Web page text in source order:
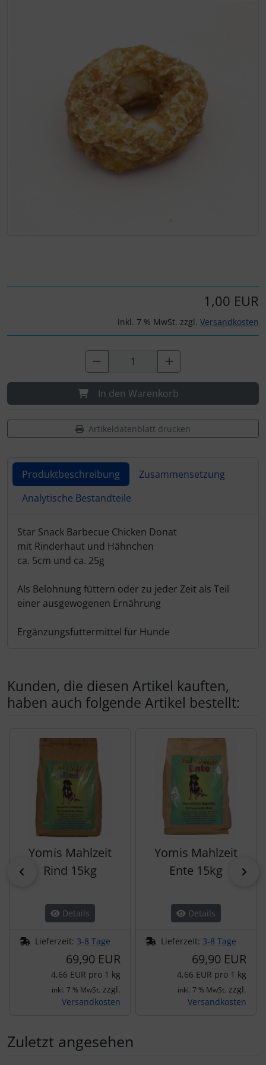
1,00 EUR
inkl. 7 % MwSt. zzgl. Versandkosten
In den Warenkorb
Artikeldatenblatt drucken
Produktbeschreibung
Zusammensetzung
Analytische Bestandteile
Produktbeschreibung
Star Snack Barbecue Chicken Donat
mit Rinderhaut und Hähnchen
ca. 5cm und ca. 25g
Als Belohnung füttern oder zu jeder Zeit als Teil
einer ausgewogenen Ernährung
Ergänzungsfuttermittel für Hunde
Kunden, die diesen Artikel kauften,
haben auch folgende Artikel bestellt:
zurück
Yomis Mahlzeit
Rind 15kg
Details
Lieferzeit: 3-8 Tage
69,90 EUR
4,66 EUR pro 1 kg
inkl. 7 % MwSt. zzgl.
Versandkosten
Yomis Mahlzeit
Ente 15kg
Details
Lieferzeit: 3-8 Tage
69,90 EUR
4,66 EUR pro 1 kg
inkl. 7 % MwSt. zzgl.
Versandkosten
Zuletzt angesehen